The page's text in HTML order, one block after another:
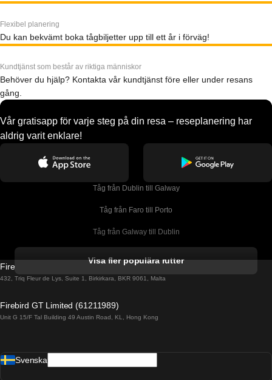
Flexibel planering
Du kan bekvämt boka tågbiljetter upp till ett år i förväg!
Kundtjänst som består av riktiga människor
Behöver du hjälp? Kontakta vår kundtjänst före eller under resans
gång.
Vår gratisapp för varje steg på din resa – reseplanering har
aldrig varit enklare!
Tåg från Dublin till Galway
Tåg från Faro till Porto
Tåg från Galway till Dublin
Tåg från Porto till Faro
Tåg från Barcelona till Madrid
Visa fler populära rutter
Firebird GT Limited (OC 1451)
432, Triq Fleur de Lys, Suite 1, Birkirkara, BKR 9061, Malta
Firebird GT Limited (61211989)
Unit G 15/F Tal Building 49 Austin Road, KL, Hong Kong
Svenska